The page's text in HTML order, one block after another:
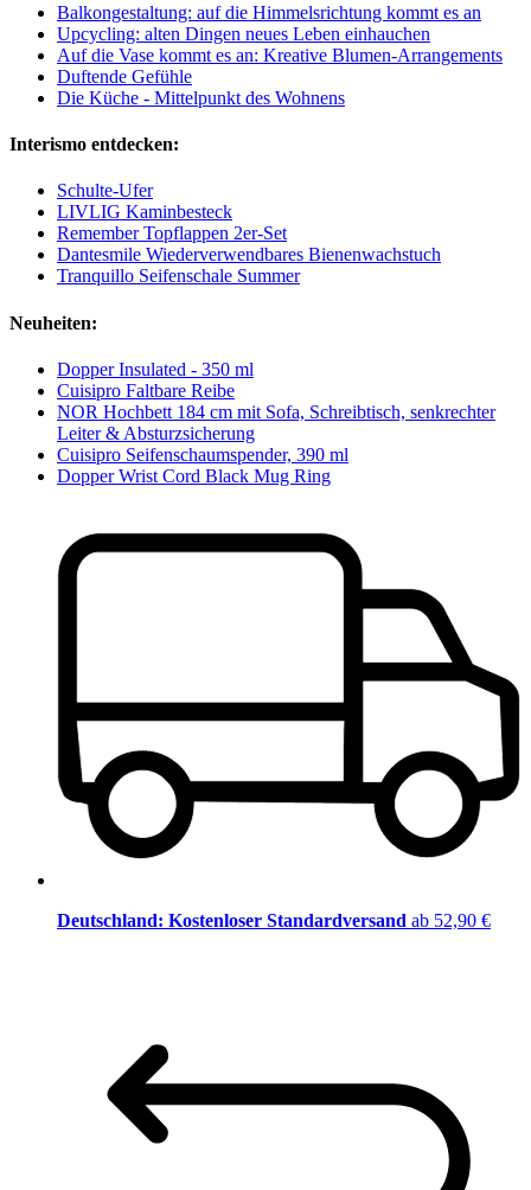
Balkongestaltung: auf die Himmelsrichtung kommt es an
Upcycling: alten Dingen neues Leben einhauchen
Auf die Vase kommt es an: Kreative Blumen-Arrangements
Duftende Gefühle
Die Küche - Mittelpunkt des Wohnens
Interismo entdecken:
Schulte-Ufer
LIVLIG Kaminbesteck
Remember Topflappen 2er-Set
Dantesmile Wiederverwendbares Bienenwachstuch
Tranquillo Seifenschale Summer
Neuheiten:
Dopper Insulated - 350 ml
Cuisipro Faltbare Reibe
NOR Hochbett 184 cm mit Sofa, Schreibtisch, senkrechter
Leiter & Absturzsicherung
Cuisipro Seifenschaumspender, 390 ml
Dopper Wrist Cord Black Mug Ring
Deutschland: Kostenloser Standardversand ab 52,90 €